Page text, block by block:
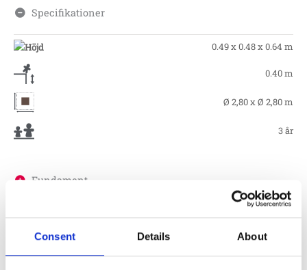
Consent Details About
Specifikationer
0.49 x 0.48 x 0.64 m
0.40 m
Ø 2,80 x Ø 2,80 m
3 år
Fundament